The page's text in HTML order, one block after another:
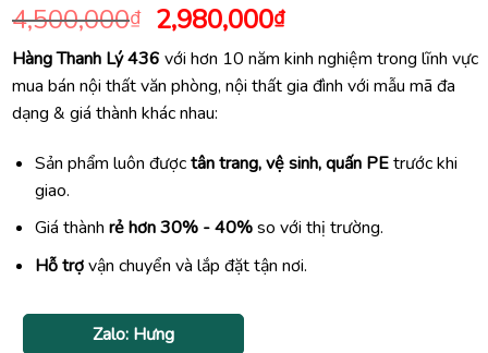
4,500,000₫ Giá
gốc
là:
4,500,000₫.
2,980,000₫Giá
hiện
tại
là:
Hàng Thanh Lý 436 với hơn 10 năm kinh nghiệm trong lĩnh vực
mua bán nội thất văn phòng, nội thất gia đình với mẫu mã đa
dạng & giá thành khác nhau:
Sản phẩm luôn đượctân trang, vệ sinh, quấn PEtrước khi
giao.
Giá thành rẻ hơn 30% - 40%so với thị trường.
Hỗ trợvận chuyển và lắp đặt tận nơi.
Zalo: Hưng